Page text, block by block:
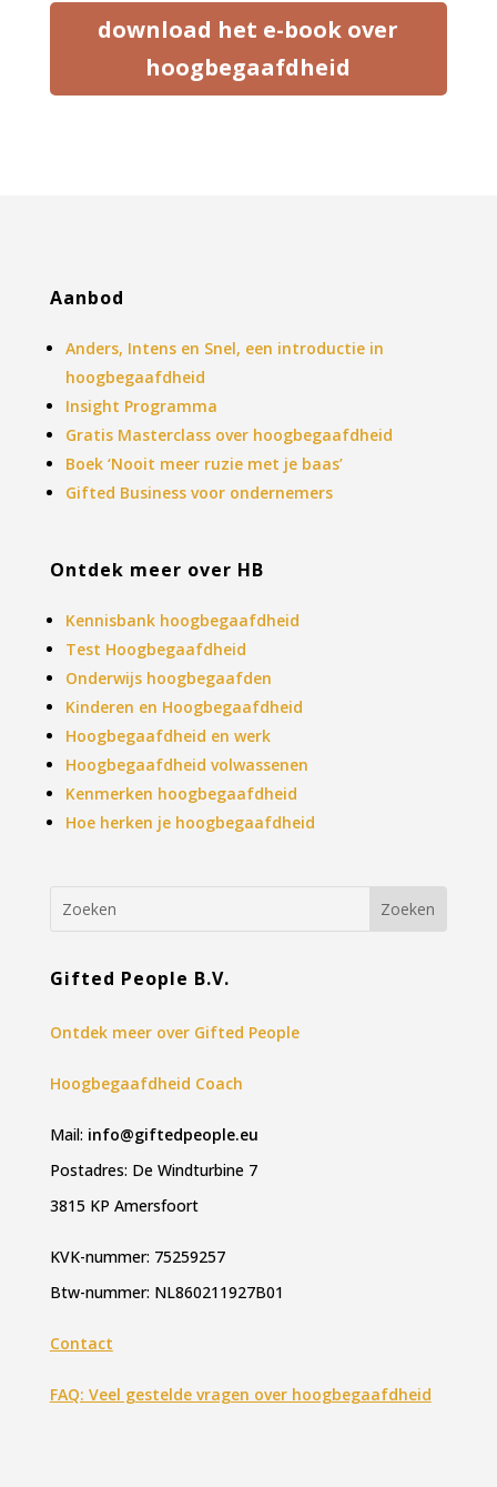
download het e-book over
hoogbegaafdheid
Aanbod
Anders, Intens en Snel, een introductie in
hoogbegaafdheid
Insight Programma
Gratis Masterclass over hoogbegaafdheid
Boek ‘Nooit meer ruzie met je baas’
Gifted Business voor ondernemers
Ontdek meer over HB
Kennisbank hoogbegaafdheid
Test Hoogbegaafdheid
Onderwijs hoogbegaafden
Kinderen en Hoogbegaafdheid
Hoogbegaafdheid en werk
Hoogbegaafdheid volwassenen
Kenmerken hoogbegaafdheid
Hoe herken je hoogbegaafdheid
Gifted People B.V.
Ontdek meer over Gifted People
Hoogbegaafdheid Coach
Mail: info@giftedpeople.eu
Postadres: De Windturbine 7
3815 KP Amersfoort
KVK-nummer: 75259257
Btw-nummer: NL860211927B01
Contact
FAQ: Veel gestelde vragen over hoogbegaafdheid